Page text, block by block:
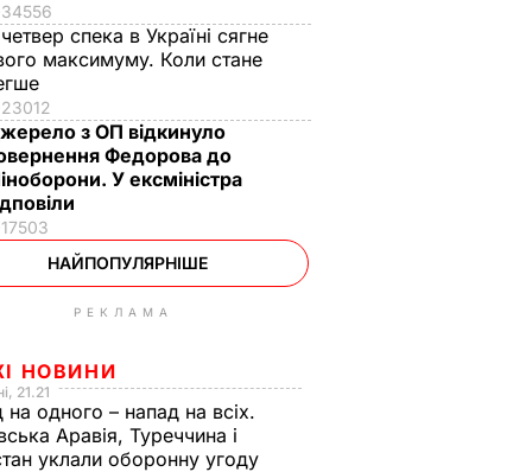
34556
спека в Україні сягне
максимуму. Коли стане
23012
з ОП відкинуло
Федорова до
У ексміністра
17503
НАЙПОПУЛЯРНІШЕ
РЕКЛАМА
НОВИНИ
21.21
на одного – напад на всіх.
Аравія, Туреччина і
уклали оборонну угоду